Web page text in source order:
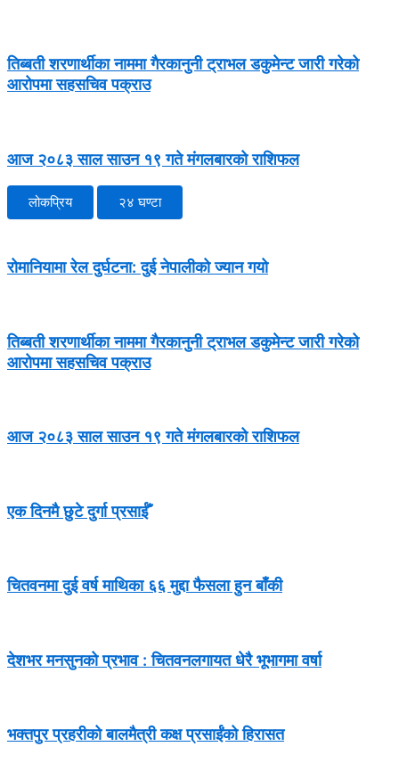
तिब्बती शरणार्थीका नाममा गैरकानुनी ट्राभल डकुमेन्ट जारी गरेको
आरोपमा सहसचिव पक्राउ
आज २०८३ साल साउन १९ गते मंगलबारको राशिफल
लोकप्रिय २४ घण्टा
रोमानियामा रेल दुर्घटना: दुई नेपालीको ज्यान गयो
तिब्बती शरणार्थीका नाममा गैरकानुनी ट्राभल डकुमेन्ट जारी गरेको
आरोपमा सहसचिव पक्राउ
आज २०८३ साल साउन १९ गते मंगलबारको राशिफल
एक दिनमै छुटे दुर्गा प्रसाईँ
चितवनमा दुई वर्ष माथिका ६६ मुद्दा फैसला हुन बाँकी
देशभर मनसुनको प्रभाव : चितवनलगायत धेरै भूभागमा वर्षा
भक्तपुर प्रहरीको बालमैत्री कक्ष प्रसाईंको हिरासत